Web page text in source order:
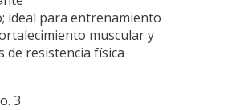
ideal para entrenamiento
muscular y
de resistencia física
3